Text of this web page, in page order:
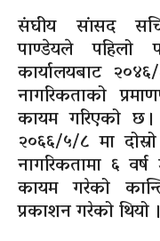
संघीय सांसद
पाण्डेयले पहिलो
कार्यालयबाट
नागरिकताको
कायम गरिएको छ
२०६६/५/८ मा
नागरिकतामा ६
कायम गरेको
प्रकाशन गरेको थियो ।